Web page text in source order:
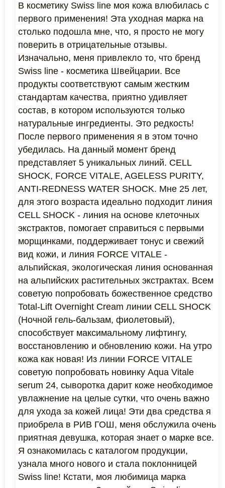
В косметику Swiss line моя кожа влюбилась с
первого применения! Эта уходная марка на
столько подошла мне, что, я просто не могу
поверить в отрицательные отзывы.
Изначально, меня привлекло то, что бренд
Swiss line - косметика Швейцарии. Все
продукты соответствуют самым жестким
стандартам качества, приятно удивляет
состав, в котором используются только
натуральные ингредиенты. Это редкость!
После первого применения я в этом точно
убедилась. На данный момент бренд
представляет 5 уникальных линий. CELL
SHOCK, FORCE VITALE, AGELESS PURITY,
ANTI-REDNESS WATER SHOCK. Мне 25 лет,
для этого возраста идеально подходит линия
CELL SHOCK - линия на основе клеточных
экстрактов, помогает справиться с первыми
морщинками, поддерживает тонус и свежий
вид кожи, и линия FORCE VITALE -
альпийская, экологическая линия основанная
на альпийских растительных экстрактах. Всем
советую попробовать божественное средство
Total-Lift Overnight Cream линии CELL SHOCK
(Ночной гель-бальзам, фиолетовый),
способствует максимальному лифтингу,
восстановлению и обновлению кожи. На утро
кожа как новая! Из линии FORCE VITALE
советую попробовать новинку Aqua Vitale
serum 24, сыворотка дарит коже необходимое
увлажнение на целые сутки, что очень важно
для ухода за кожей лица! Эти два средства я
приобрела в РИВ ГОШ, меня обслужила очень
приятная девушка, которая знает о марке все.
Я ознакомилась с каталогом продукции,
узнала много нового и стала поклонницей
Swiss line! Кстати, моя любимица марка